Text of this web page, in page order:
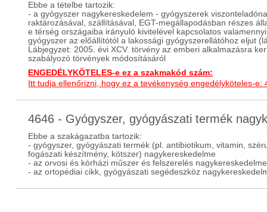
Ebbe a tételbe tartozik:
- a gyógyszer nagykereskedelem - gyógyszerek
raktározásával, szállításával, EGT-megállapodásban részes
e térség országaiba irányuló kivitelével kapcsolatos
gyógyszer az előállítótól a lakossági gyógyszerellátóhoz eljut
Lábjegyzet: 2005. évi XCV. törvény az emberi alkalmazásra
szabályozó törvények módosításáról
ENGEDÉLYKÖTELES-e ez a szakmakód szám:
Itt tudja ellenőrizni, hogy ez a tevékenység engedélyköteles-e:
4646 - Gyógyszer, gyógyászati termék
Ebbe a szakágazatba tartozik:
- gyógyszer, gyógyászati termék (pl. antibiotikum, vitamin,
fogászati készítmény, kötszer) nagykereskedelme
- az orvosi és kórházi műszer és felszerelés nagykereskedelme
- az ortopédiai cikk, gyógyászati segédeszköz